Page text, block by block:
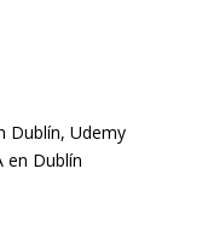
Dublín, Udemy
en Dublín